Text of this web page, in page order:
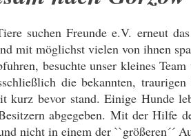
suchen Freunde e.V. erneut
mit möglichst vielen von ihnen
besuchte unser kleines
die bekannten,
kurz bevor stand. Einige Hunde
abgegeben. Mit der
nicht in einem der ``größeren´´